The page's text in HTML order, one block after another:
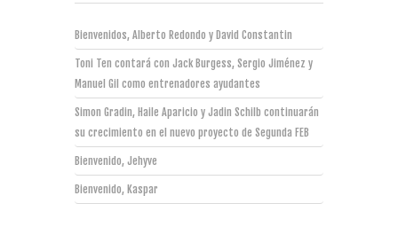
Bienvenidos, Alberto Redondo y David Constantin
Toni Ten contará con Jack Burgess, Sergio Jiménez y
Manuel Gil como entrenadores ayudantes
Simon Gradin, Haile Aparicio y Jadin Schilb continuarán
su crecimiento en el nuevo proyecto de Segunda FEB
Bienvenido, Jehyve
Bienvenido, Kaspar